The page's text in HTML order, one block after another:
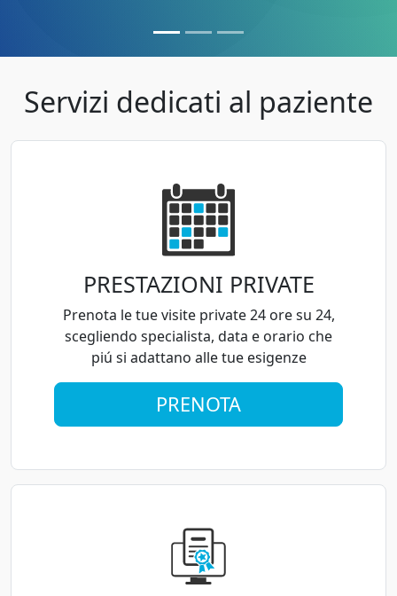
Servizi dedicati al paziente
PRESTAZIONI PRIVATE
Prenota le tue visite private 24 ore su 24,
scegliendo specialista, data e orario che
piú si adattano alle tue esigenze
PRENOTA